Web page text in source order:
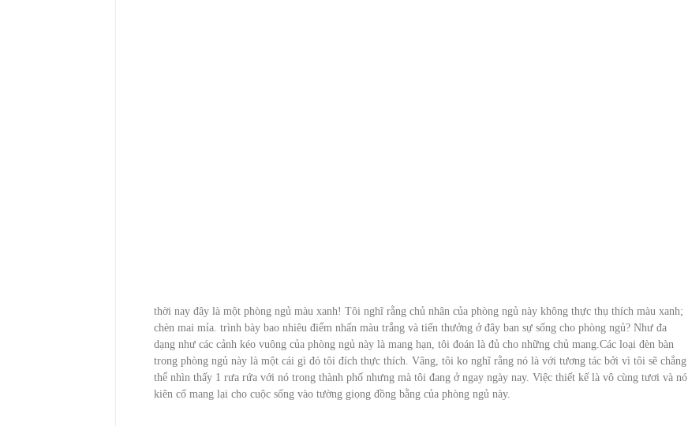
thời nay đây là một phòng ngủ màu xanh! Tôi nghĩ rằng chủ nhân của phòng ngủ này không thực thụ thích màu xanh;
chèn mai mỉa. trình bày bao nhiêu điểm nhấn màu trắng và tiến thưởng ở đây ban sự sống cho phòng ngủ? Như đa
dạng như các cảnh kéo vuông của phòng ngủ này là mang hạn, tôi đoán là đủ cho những chủ mang.Các loại đèn bàn
trong phòng ngủ này là một cái gì đó tôi đích thực thích. Vâng, tôi ko nghĩ rằng nó là với tương tác bởi vì tôi sẽ chẳng
thể nhìn thấy 1 rưa rứa với nó trong thành phố nhưng mà tôi đang ở ngay ngày nay. Việc thiết kế là vô cùng tươi và nó
kiên cố mang lại cho cuộc sống vào tường giọng đồng bằng của phòng ngủ này.